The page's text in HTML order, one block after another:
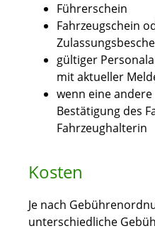
Führerschein
Fahrzeugschein
gültiger
mit aktueller
wenn eine
Bestätigung des
Fahrzeughalterin
Kosten
Je nach
unterschiedliche